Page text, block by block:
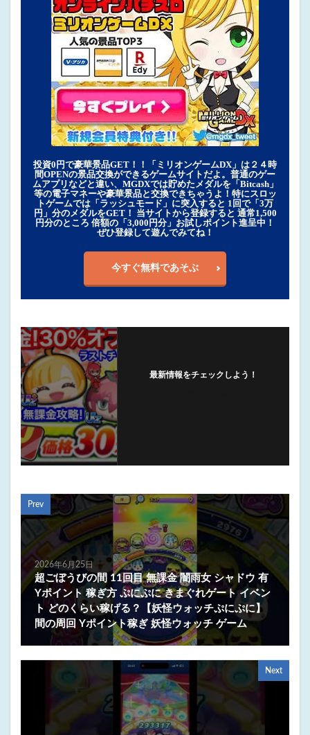
投資0円で豪華景品GET！！「ミリオンゲームDX」は２４時
間OPENの景品交換ができるゲームサイトだよ。普通のゲー
ムアプリなどと違い、MGDXでは貯めたメダルを「Bitcash」
等の電子マネーや豪華景品と交換できちゃうよ！特にスロッ
トゲームでは「ラッシュモード」に突入すると 1回で「3万
円」分のメダルをGET！ 当サイトから登録すると 通常1,500
円分のところ 倍額の「3,000円分」お試しポイント進呈中！
ぜひ登録して遊んでみてね！
今すぐ無料であそぶ
最新情報をチェックしよう！
Prev
2026年6月25日
超ごぼうびの間 11回目 無課金 闇雨女 シャドウ 有
Yポイント 稼ぎ方 ぷにぷに きまぐれゲート イベン
ト どのくらい稼げる？【妖怪ウォッチぷにぷに】
間の周回 Yポイント稼ぎ 妖怪ウォッチ ゲーム
Next